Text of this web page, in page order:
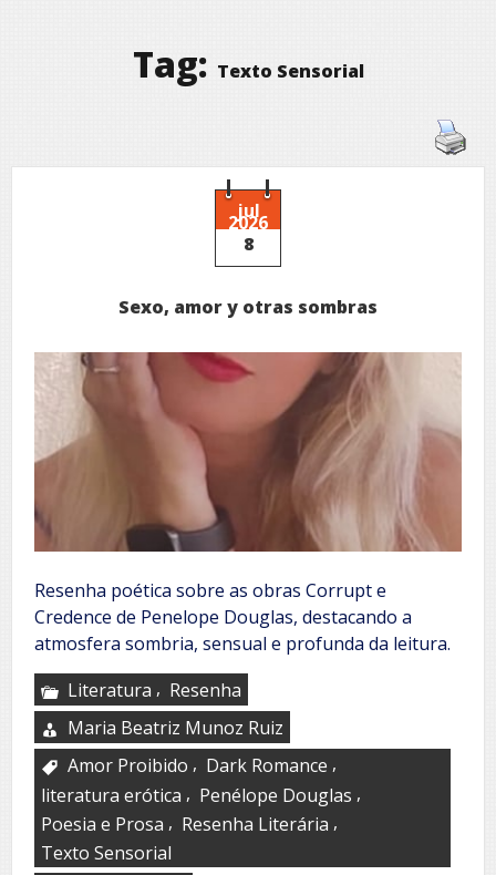
Tag: Texto Sensorial
jul
2026
8
Sexo, amor y otras sombras
Resenha poética sobre as obras Corrupt e
Credence de Penelope Douglas, destacando a
atmosfera sombria, sensual e profunda da leitura.
Literatura , Resenha
Maria Beatriz Munoz Ruiz
Amor Proibido , Dark Romance ,
literatura erótica , Penélope Douglas ,
Poesia e Prosa , Resenha Literária ,
Texto Sensorial